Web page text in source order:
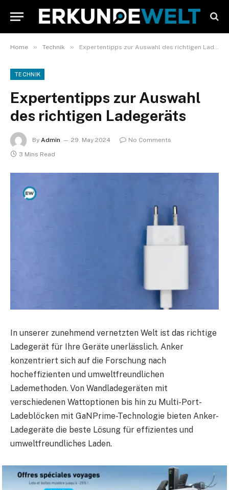
Home » Technik » Expertentipps zur Auswahl des richtigen Ladegeräts
TECHNIK
Expertentipps zur Auswahl
des richtigen Ladegeräts
By Admin 29. May 2024
No Comments
3 Mins Read
In unserer zunehmend vernetzten Welt ist das richtige
Ladegerät für Ihre Geräte unerlässlich. Anker
konzentriert sich auf die Forschung nach
hocheffizienten und umweltfreundlichen
Lademethoden. Von Wandladegeräten mit
verschiedenen Wattoptionen bis hin zu Multi-Port-
Ladeblöcken mit GaNPrime-Technologie bieten Anker-
Ladegeräte die beste Lösung für effizientes und
umweltfreundliches Laden.